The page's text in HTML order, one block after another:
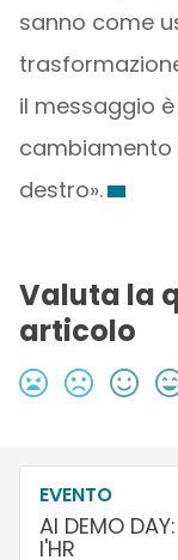
sanno come
il messaggio
cambiamento
destro».
Valuta la
articolo
EVENTO
AI DEMO
l'HR